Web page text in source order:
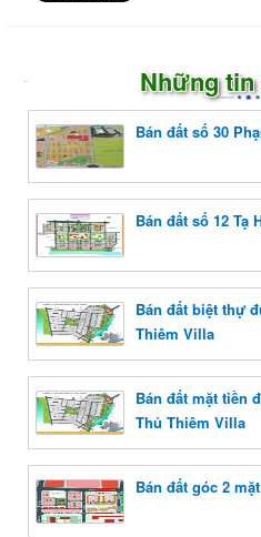
Những
Bán đất số 30
Bán đất số 12 Tạ
Bán đất biệt thự
Thiêm Villa
Bán đất mặt tiền
Thủ Thiêm Villa
Bán đất góc 2